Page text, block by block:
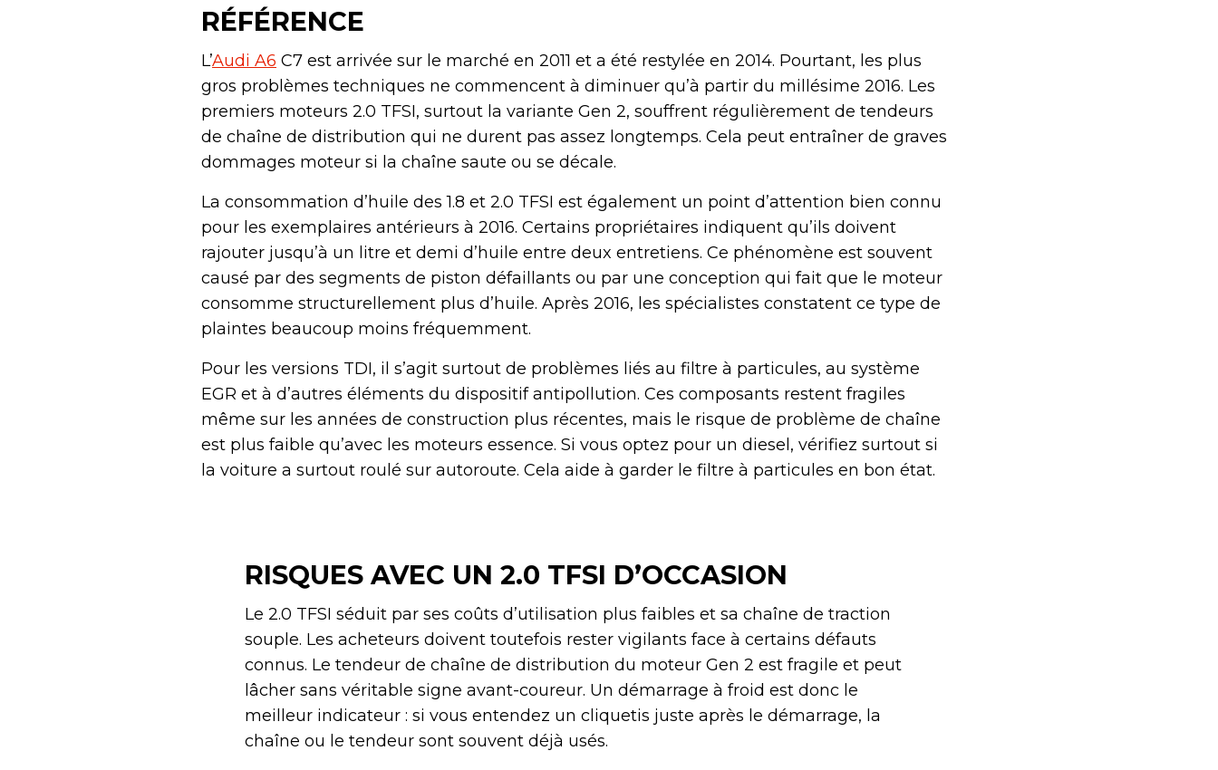
RÉFÉRENCE
L’Audi A6 C7 est arrivée sur le marché en 2011 et a été restylée en 2014. Pourtant, les plus
gros problèmes techniques ne commencent à diminuer qu’à partir du millésime 2016. Les
premiers moteurs 2.0 TFSI, surtout la variante Gen 2, souffrent régulièrement de tendeurs
de chaîne de distribution qui ne durent pas assez longtemps. Cela peut entraîner de graves
dommages moteur si la chaîne saute ou se décale.
La consommation d’huile des 1.8 et 2.0 TFSI est également un point d’attention bien connu
pour les exemplaires antérieurs à 2016. Certains propriétaires indiquent qu’ils doivent
rajouter jusqu’à un litre et demi d’huile entre deux entretiens. Ce phénomène est souvent
causé par des segments de piston défaillants ou par une conception qui fait que le moteur
consomme structurellement plus d’huile. Après 2016, les spécialistes constatent ce type de
plaintes beaucoup moins fréquemment.
Pour les versions TDI, il s’agit surtout de problèmes liés au filtre à particules, au système
EGR et à d’autres éléments du dispositif antipollution. Ces composants restent fragiles
même sur les années de construction plus récentes, mais le risque de problème de chaîne
est plus faible qu’avec les moteurs essence. Si vous optez pour un diesel, vérifiez surtout si
la voiture a surtout roulé sur autoroute. Cela aide à garder le filtre à particules en bon état.
RISQUES AVEC UN 2.0 TFSI D’OCCASION
Le 2.0 TFSI séduit par ses coûts d’utilisation plus faibles et sa chaîne de traction
souple. Les acheteurs doivent toutefois rester vigilants face à certains défauts
connus. Le tendeur de chaîne de distribution du moteur Gen 2 est fragile et peut
lâcher sans véritable signe avant-coureur. Un démarrage à froid est donc le
meilleur indicateur : si vous entendez un cliquetis juste après le démarrage, la
chaîne ou le tendeur sont souvent déjà usés.